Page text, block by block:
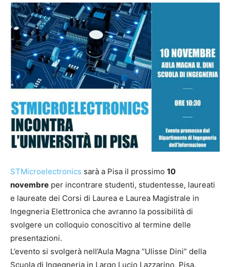
STMicroelectronics sarà a Pisa il prossimo 10
novembre per incontrare studenti, studentesse, laureati
e laureate dei Corsi di Laurea e Laurea Magistrale in
Ingegneria Elettronica che avranno la possibilità di
svolgere un colloquio conoscitivo al termine delle
presentazioni.
L’evento si svolgerà nell’Aula Magna “Ulisse Dini” della
Scuola di Ingegneria in Largo Lucio Lazzarino, Pisa.